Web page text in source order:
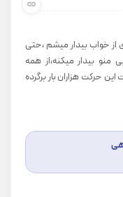
از خواب بیدار میشم ،حتی
منو بیدار میکنه،از همه
این حرکت هزاران بار برگرده